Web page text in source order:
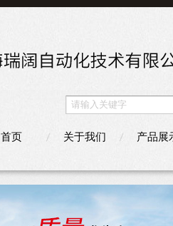
首页 关于我们 产品展